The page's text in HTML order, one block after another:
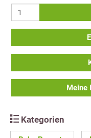
Meine
Kategorien